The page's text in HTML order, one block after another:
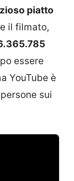
piatto
il filmato,
essere
YouTube è
sui